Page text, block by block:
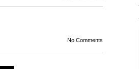
No Comments